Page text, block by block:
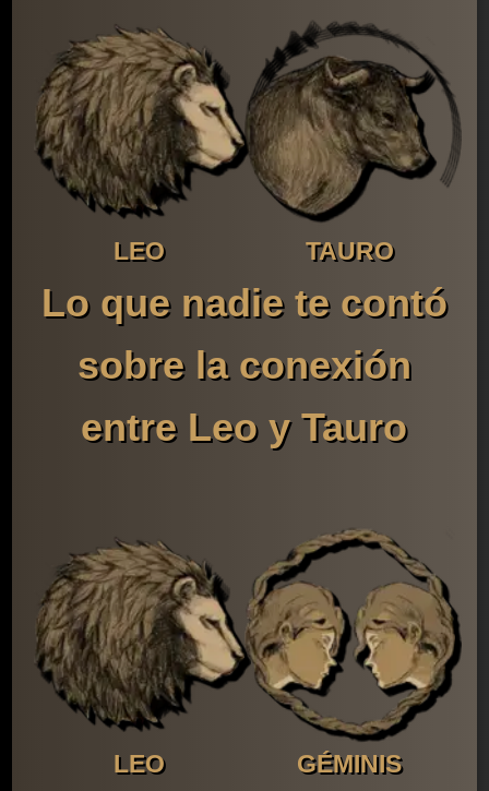
LEO TAURO
Lo que nadie te contó
sobre la conexión
entre Leo y Tauro
LEO GÉMINIS